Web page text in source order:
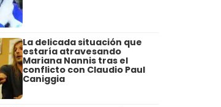
La delicada situación que
estaría atravesando
Mariana Nannis tras el
conflicto con Claudio Paul
Caniggia